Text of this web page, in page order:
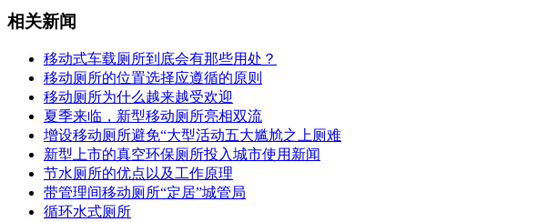
相关新闻
移动式车载厕所到底会有那些用处？
移动厕所的位置选择应遵循的原则
移动厕所为什么越来越受欢迎
夏季来临，新型移动厕所亮相双流
增设移动厕所避免“大型活动五大尴尬之上厕难
新型上市的真空环保厕所投入城市使用新闻
节水厕所的优点以及工作原理
带管理间移动厕所“定居”城管局
循环水式厕所